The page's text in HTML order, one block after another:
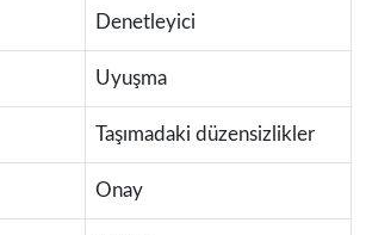
Denetleyici
Uyuşma
Taşımadaki düzensizlikler
Onay